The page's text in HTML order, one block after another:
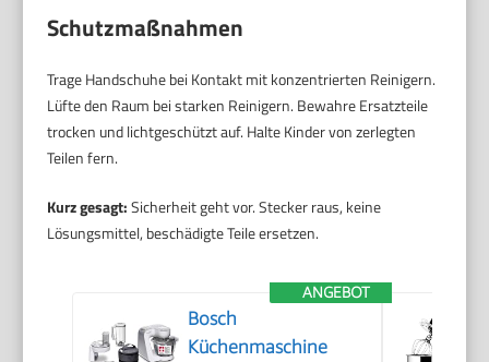
Schutzmaßnahmen
Trage Handschuhe bei Kontakt mit konzentrierten Reinigern.
Lüfte den Raum bei starken Reinigern. Bewahre Ersatzteile
trocken und lichtgeschützt auf. Halte Kinder von zerlegten
Teilen fern.
Kurz gesagt:Sicherheit geht vor. Stecker raus, keine
Lösungsmittel, beschädigte Teile ersetzen.
ANGEBOT
Bosch
Küchenmaschine